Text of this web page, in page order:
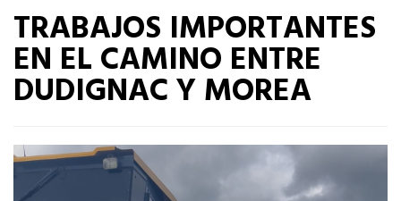
TRABAJOS IMPORTANTES
EN EL CAMINO ENTRE
DUDIGNAC Y MOREA